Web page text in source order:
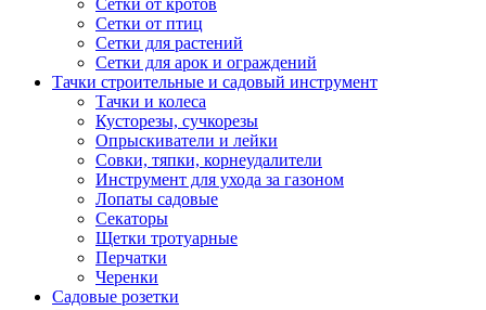
Сетки от кротов
Сетки от птиц
Сетки для растений
Сетки для арок и ограждений
Тачки строительные и садовый инструмент
Тачки и колеса
Кусторезы, сучкорезы
Опрыскиватели и лейки
Совки, тяпки, корнеудалители
Инструмент для ухода за газоном
Лопаты садовые
Секаторы
Щетки тротуарные
Перчатки
Черенки
Садовые розетки